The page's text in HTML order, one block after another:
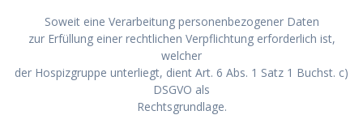
Soweit eine Verarbeitung personenbezogener Daten
zur Erfüllung einer rechtlichen Verpflichtung erforderlich ist,
welcher
der Hospizgruppe unterliegt, dient Art. 6 Abs. 1 Satz 1 Buchst. c)
DSGVO als
Rechtsgrundlage.